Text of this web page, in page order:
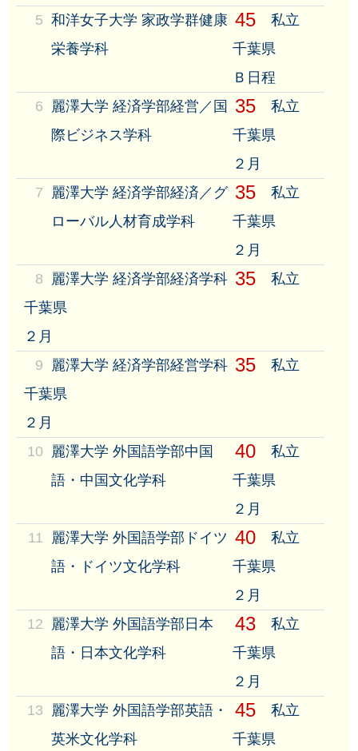
5 和洋女子大学 家政学群健康
栄養学科
45
私立
千葉県
Ｂ日程
6
麗澤大学 経済学部経営／国
際ビジネス学科
35
私立
千葉県
２月
7
麗澤大学 経済学部経済／グ
ローバル人材育成学科
35
私立
千葉県
２月
8
麗澤大学 経済学部経済学科 35
私立
千葉県
２月
9
麗澤大学 経済学部経営学科 35
私立
千葉県
２月
10
麗澤大学 外国語学部中国
語・中国文化学科
40
私立
千葉県
２月
11
麗澤大学 外国語学部ドイツ
語・ドイツ文化学科
40
私立
千葉県
２月
12
麗澤大学 外国語学部日本
語・日本文化学科
43
私立
千葉県
２月
13
麗澤大学 外国語学部英語・
英米文化学科
45
私立
千葉県